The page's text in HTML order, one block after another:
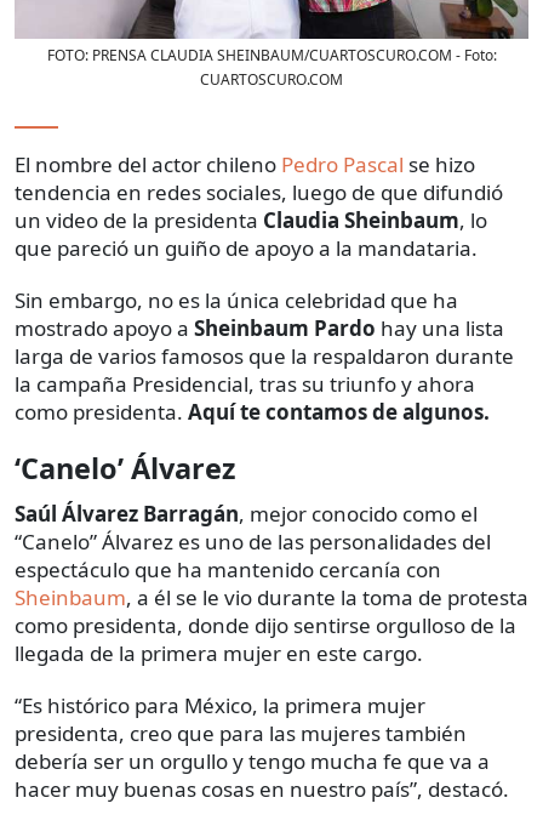
FOTO: PRENSA CLAUDIA SHEINBAUM/CUARTOSCURO.COM - Foto:
CUARTOSCURO.COM
El nombre del actor chileno Pedro Pascal se hizo
tendencia en redes sociales, luego de que difundió
un video de la presidenta Claudia Sheinbaum, lo
que pareció un guiño de apoyo a la mandataria.
Sin embargo, no es la única celebridad que ha
mostrado apoyo a Sheinbaum Pardo hay una lista
larga de varios famosos que la respaldaron durante
la campaña Presidencial, tras su triunfo y ahora
como presidenta. Aquí te contamos de algunos.
‘Canelo’ Álvarez
Saúl Álvarez Barragán, mejor conocido como el
“Canelo” Álvarez es uno de las personalidades del
espectáculo que ha mantenido cercanía con
Sheinbaum, a él se le vio durante la toma de protesta
como presidenta, donde dijo sentirse orgulloso de la
llegada de la primera mujer en este cargo.
“Es histórico para México, la primera mujer
presidenta, creo que para las mujeres también
debería ser un orgullo y tengo mucha fe que va a
hacer muy buenas cosas en nuestro país”, destacó.